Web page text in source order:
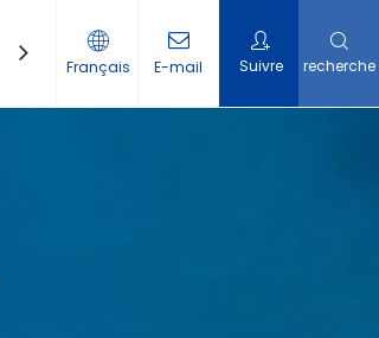
Français E-mail Suivre recherche